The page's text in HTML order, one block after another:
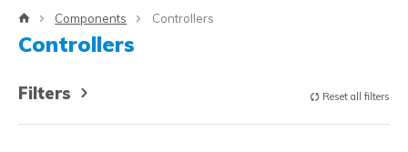
Components Controllers
Controllers
Filters Reset all filters